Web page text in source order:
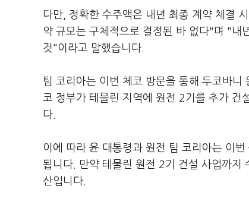
다만, 정확한 수주액은 내년 최종 계약 체결
약 규모는 구체적으로 결정된 바 없다"며 "내
것"이라고 말했습니다.
팀 코리아는 이번 체코 방문을 통해 두코바니
코 정부가 테믈린 지역에 원전 2기를 추가 건
다.
이에 따라 윤 대통령과 원전 팀 코리아는 이
됩니다. 만약 테물린 원전 2기 건설 사업까지
산입니다.